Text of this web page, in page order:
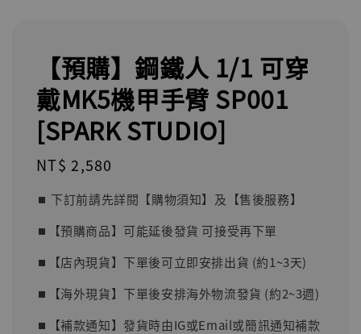
【預購】鋼鐵人 1/1 可穿
戴MK5機甲手臂 SP001
[SPARK STUDIO]
Regular
NT$ 2,580
⏹︎ 下訂前請先詳閱【購物須知】及【售後服務】
⏹︎【預購商品】可能延後發貨 可接受再下單
⏹︎【店內現貨】下單後可立即安排出貨 (約1~3天)
⏹︎【海外現貨】下單後安排海外物流發貨 (約2~3週)
⏹︎【補款通知】發貨時由IG或Email或簡訊通知補款